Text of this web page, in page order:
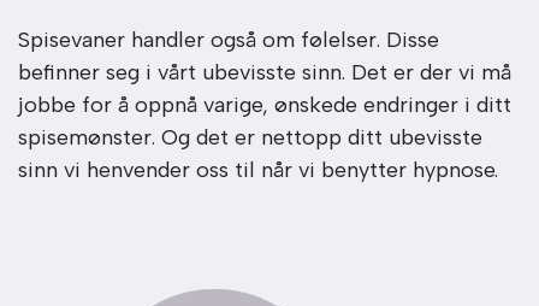
Spisevaner handler også om følelser. Disse
befinner seg i vårt ubevisste sinn. Det er der vi må
jobbe for å oppnå varige, ønskede endringer i ditt
spisemønster. Og det er nettopp ditt ubevisste
sinn vi henvender oss til når vi benytter hypnose.